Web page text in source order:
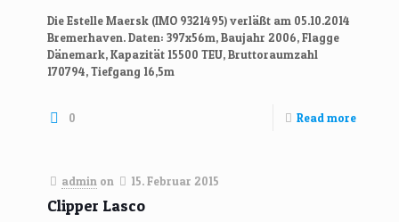
Die Estelle Maersk (IMO 9321495) verläßt am 05.10.2014
Bremerhaven. Daten: 397x56m, Baujahr 2006, Flagge
Dänemark, Kapazität 15500 TEU, Bruttoraumzahl
170794, Tiefgang 16,5m
0 Read more
admin on 15. Februar 2015
Clipper Lasco